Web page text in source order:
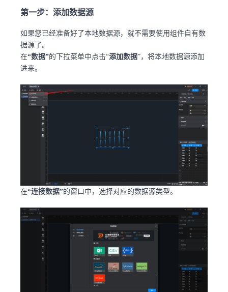
第一步：添加数据源
如果您已经准备好了本地数据源，就不需要使用组件自有数
据源了。
在“数据”的下拉菜单中点击“添加数据”，将本地数据源添加
进来。
在“连接数据”的窗口中，选择对应的数据源类型。